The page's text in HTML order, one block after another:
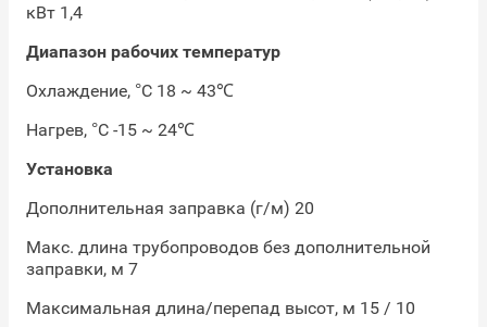
кВт 1,4
Диапазон рабочих температур
Охлаждение, °С 18 ~ 43℃
Нагрев, °С -15 ~ 24℃
Установка
Дополнительная заправка (г/м) 20
Макс. длина трубопроводов без дополнительной
заправки, м 7
Максимальная длина/перепад высот, м 15 / 10